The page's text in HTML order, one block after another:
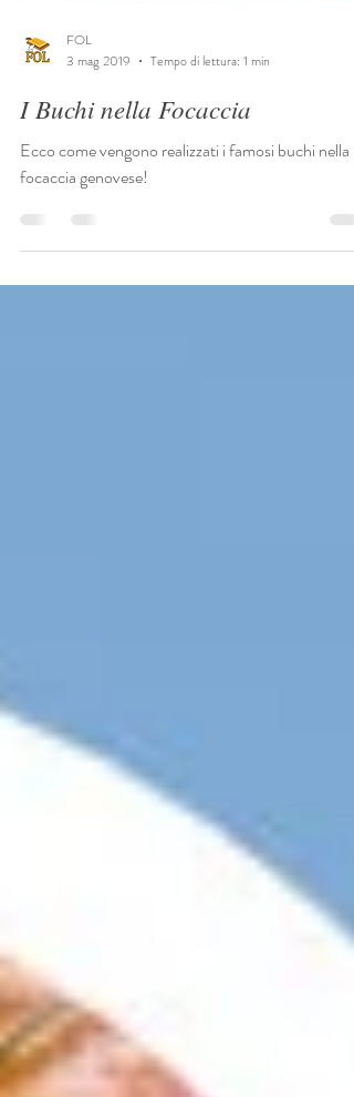
FOL
3 mag 2019
Tempo di lettura: 1 min
I Buchi nella Focaccia
Ecco come vengono realizzati i famosi buchi nella
focaccia genovese!